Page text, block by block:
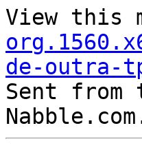
View this
de-outra-
Sent